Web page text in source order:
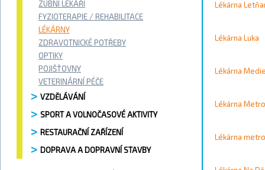
ZUBNÍ LÉKAŘI
FYZIOTERAPIE / REHABILITACE
LÉKÁRNY
ZDRAVOTNICKÉ POTŘEBY
OPTIKY
POJIŠŤOVNY
VETERINÁRNÍ PÉČE
VZDĚLÁVÁNÍ
SPORT A VOLNOČASOVÉ AKTIVITY
RESTAURAČNÍ ZAŘÍZENÍ
DOPRAVA A DOPRAVNÍ STAVBY
Strana 7
Lékárna
Lékárna Luka
Lékárna
Lékárna
Lékárna